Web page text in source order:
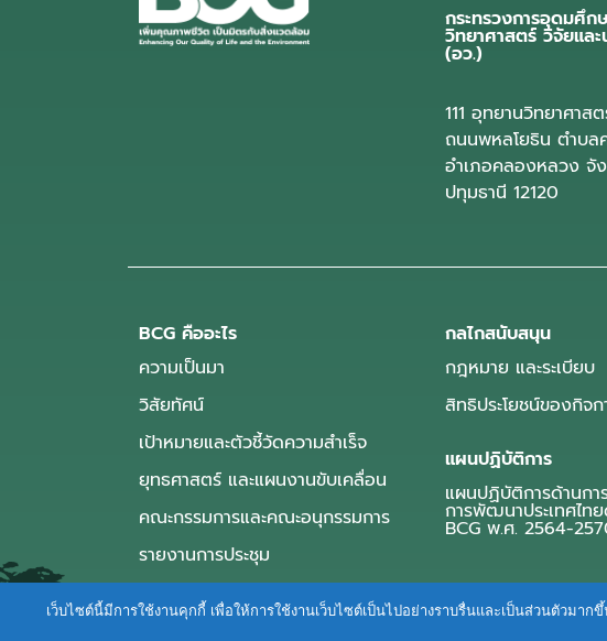
กระทรวงการอุดมศึก
วิทยาศาสตร์ วิจัยแล
(อว.)
111 อุทยานวิทยาศาสต
ถนนพหลโยธิน ตำบ
อำเภอคลองหลวง จั
ปทุมธานี 12120
BCG คืออะไร
ความเป็นมา
วิสัยทัศน์
เป้าหมายและตัวชี้วัดความสำเร็จ
ยุทธศาสตร์ และแผนงานขับเคลื่อน
คณะกรรมการและคณะอนุกรรมการ
รายงานการประชุม
กลไกสนับสนุน
กฎหมาย และระเบียบ
สิทธิประโยชน์ของกิจก
แผนปฏิบัติการ
แผนปฏิบัติการด้านกา
การพัฒนาประเทศไท
BCG พ.ศ. 2564-
เว็บไซต์นี้มีการใช้งานคุกกี้ เพื่อให้การใช้งานเว็บไซต์เป็นไปอย่างราบรื่นและเป็นส่วนตัว